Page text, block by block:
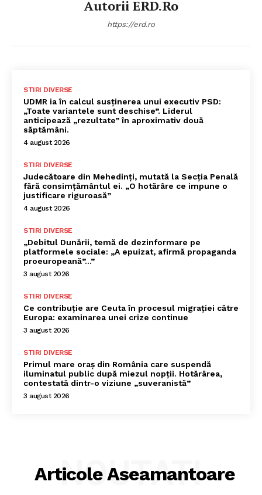
Autorii ERD.ro
https://erd.ro
STIRI DIVERSE
UDMR ia în calcul susținerea unui executiv PSD:
„Toate variantele sunt deschise”. Liderul
anticipează „rezultate” în aproximativ două
săptămâni.
4 august 2026
STIRI DIVERSE
Judecătoare din Mehedinți, mutată la Secția Penală
fără consimțământul ei. „O hotărâre ce impune o
justificare riguroasă”
4 august 2026
STIRI DIVERSE
„Debitul Dunării, temă de dezinformare pe
platformele sociale: „A epuizat, afirmă propaganda
proeuropeană”…”
3 august 2026
STIRI DIVERSE
Ce contribuție are Ceuta în procesul migrației către
Europa: examinarea unei crize continue
3 august 2026
STIRI DIVERSE
Primul mare oraș din România care suspendă
iluminatul public după miezul nopții. Hotărârea,
contestată dintr-o viziune „suveranistă”
3 august 2026
Articole Aseamantoare
NOUTATI